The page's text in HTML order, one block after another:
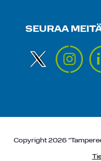
SEURAA
Copyright 2026